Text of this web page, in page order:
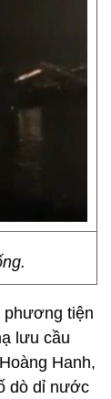
phương tiện
lưu cầu
Hanh,
dò dỉ nước